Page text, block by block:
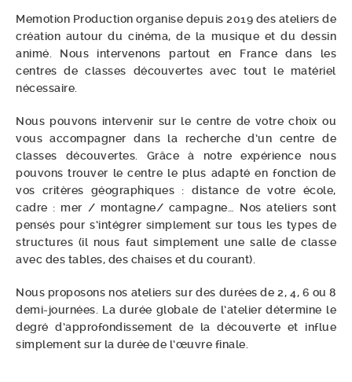
Memotion Production organise depuis 2019 des ateliers de
création autour du cinéma, de la musique et du dessin
animé. Nous intervenons partout en France dans les
centres de classes découvertes avec tout le matériel
nécessaire.
Nous pouvons intervenir sur le centre de votre choix ou
vous accompagner dans la recherche d’un centre de
classes découvertes. Grâce à notre expérience nous
pouvons trouver le centre le plus adapté en fonction de
vos critères géographiques : distance de votre école,
cadre : mer / montagne/ campagne… Nos ateliers sont
pensés pour s’intégrer simplement sur tous les types de
structures (il nous faut simplement une salle de classe
avec des tables, des chaises et du courant).
Nous proposons nos ateliers sur des durées de 2, 4, 6 ou 8
demi-journées. La durée globale de l’atelier détermine le
degré d’approfondissement de la découverte et influe
simplement sur la durée de l’œuvre finale.